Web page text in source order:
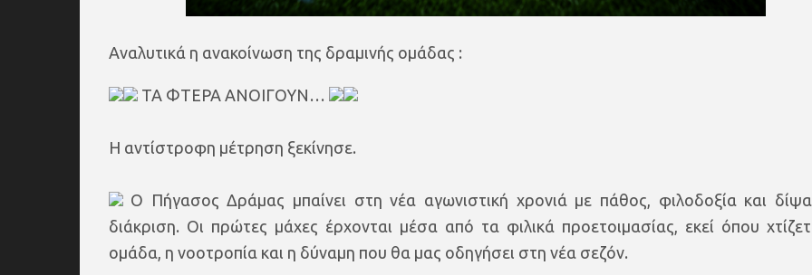
Αναλυτικά η ανακοίνωση της δραμινής ομάδας :
ΤΑ ΦΤΕΡΑ ΑΝΟΙΓΟΥΝ…
Η αντίστροφη μέτρηση ξεκίνησε.
Ο Πήγασος Δράμας μπαίνει στη νέα αγωνιστική χρονιά με πάθος, φιλοδοξία και
διάκριση. Οι πρώτες μάχες έρχονται μέσα από τα φιλικά προετοιμασίας, εκεί όπου
ομάδα, η νοοτροπία και η δύναμη που θα μας οδηγήσει στη νέα σεζόν.